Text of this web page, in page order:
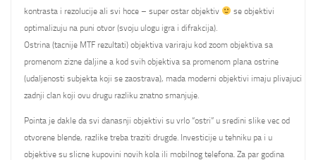
kontrasta i rezolucije ali svi hoce – super ostar objektiv
se objektivi
optimalizuju na puni otvor (svoju ulogu igra i difrakcija).
Ostrina (tacnije MTF rezultati) objektiva variraju kod zoom objektiva sa
promenom zizne daljine a kod svih objektiva sa promenom plana ostrine
(udaljenosti subjekta koji se zaostrava), mada moderni objektivi imaju plivajuci
zadnji clan koji ovu drugu razliku znatno smanjuje.
Pointa je dakle da svi danasnji objektivi su vrlo “ostri” u sredini slike vec od
otvorene blende, razlike treba traziti drugde. Investicije u tehniku pa i u
objektive su slicne kupovini novih kola ili mobilnog telefona. Za par godina